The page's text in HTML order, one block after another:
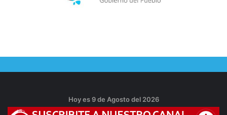
Hoy es 9 de Agosto del 2026